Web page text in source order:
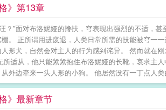
》第13章
？”面对布洛妮娅的搀扶，穹表现出强烈的不适，
。 正所谓用进废退，人类日常所需的技能被穹一
形犬，自然会对主人的行为感到诧异。 然而就在
适从，他只能紧紧抱住布洛妮娅的长靴，哀求主
外边牵来一头人形的小狗。 他居然没有一丁点人
》最新章节